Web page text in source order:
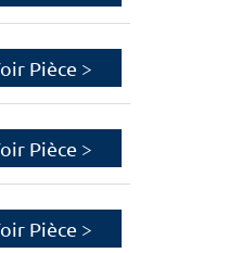
Pièce >
Pièce >
Pièce >